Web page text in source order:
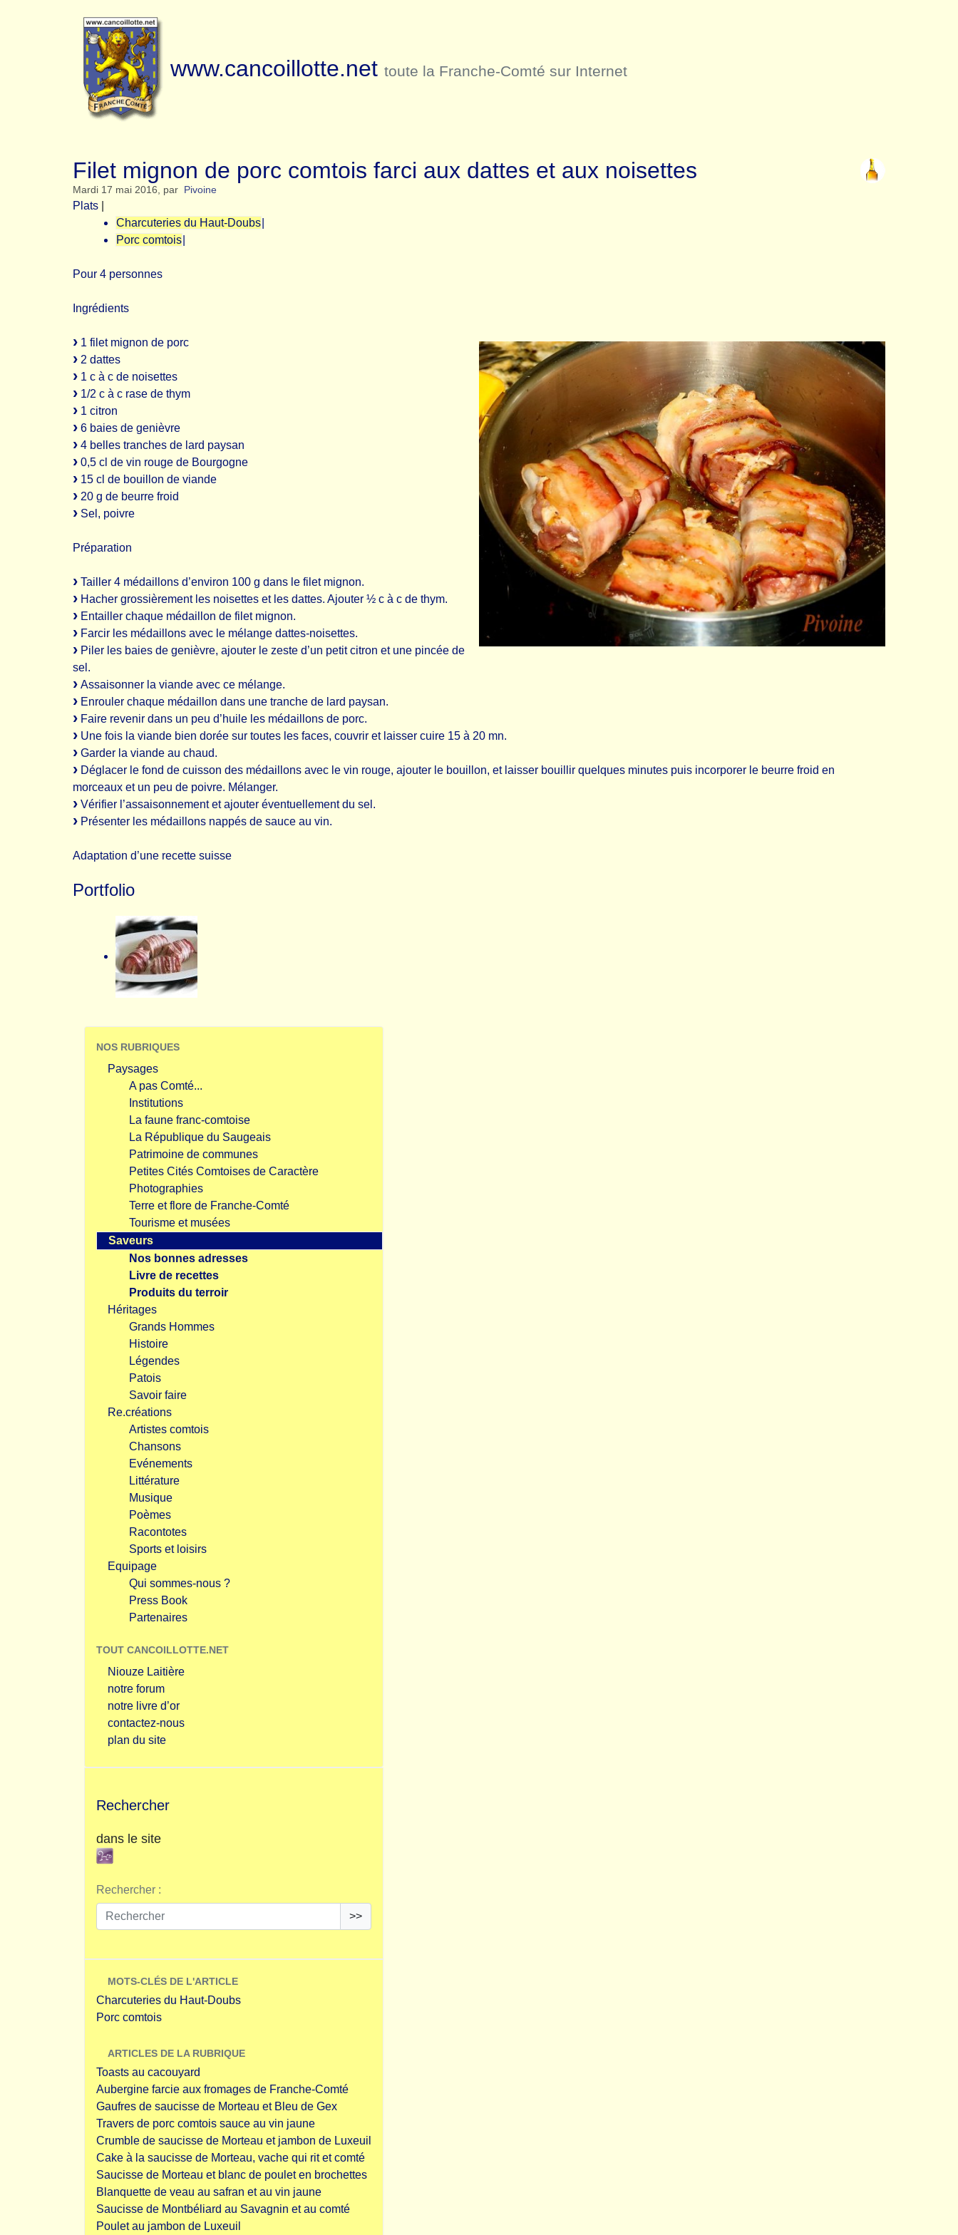
www.cancoillotte.net toute la Franche-Comté sur Internet
Filet mignon de porc comtois farci aux dattes et aux noisettes
Mardi 17 mai 2016, par Pivoine
Plats
Charcuteries du Haut-Doubs
Porc comtois
Pour 4 personnes
Ingrédients
1 filet mignon de porc
2 dattes
1 c à c de noisettes
1/2 c à c rase de thym
1 citron
6 baies de genièvre
4 belles tranches de lard paysan
0,5 cl de vin rouge de Bourgogne
15 cl de bouillon de viande
20 g de beurre froid
Sel, poivre
Préparation
Tailler 4 médaillons d’environ 100 g dans le filet mignon.
Hacher grossièrement les noisettes et les dattes. Ajouter ½ c à c de thym.
Entailler chaque médaillon de filet mignon.
Farcir les médaillons avec le mélange dattes-noisettes.
Piler les baies de genièvre, ajouter le zeste d’un petit citron et une pincée de
sel.
Assaisonner la viande avec ce mélange.
Enrouler chaque médaillon dans une tranche de lard paysan.
Faire revenir dans un peu d’huile les médaillons de porc.
Une fois la viande bien dorée sur toutes les faces, couvrir et laisser cuire 15 à 20 mn.
Garder la viande au chaud.
Déglacer le fond de cuisson des médaillons avec le vin rouge, ajouter le bouillon, et laisser bouillir quelques minutes puis incorporer le beurre froid en
morceaux et un peu de poivre. Mélanger.
Vérifier l’assaisonnement et ajouter éventuellement du sel.
Présenter les médaillons nappés de sauce au vin.
Adaptation d’une recette suisse
Portfolio
NOS RUBRIQUES
Paysages
A pas Comté...
Institutions
La faune franc-comtoise
La République du Saugeais
Patrimoine de communes
Petites Cités Comtoises de Caractère
Photographies
Terre et flore de Franche-Comté
Tourisme et musées
Saveurs
Nos bonnes adresses
Livre de recettes
Produits du terroir
Héritages
Grands Hommes
Histoire
Légendes
Patois
Savoir faire
Re.créations
Artistes comtois
Chansons
Evénements
Littérature
Musique
Poèmes
Racontotes
Sports et loisirs
Equipage
Qui sommes-nous ?
Press Book
Partenaires
TOUT CANCOILLOTTE.NET
Niouze Laitière
notre forum
notre livre d’or
contactez-nous
plan du site
Rechercher
dans le site
Rechercher :
>>
MOTS-CLÉS DE L'ARTICLE
Charcuteries du Haut-Doubs
Porc comtois
ARTICLES DE LA RUBRIQUE
Toasts au cacouyard
Aubergine farcie aux fromages de Franche-Comté
Gaufres de saucisse de Morteau et Bleu de Gex
Travers de porc comtois sauce au vin jaune
Crumble de saucisse de Morteau et jambon de Luxeuil
Cake à la saucisse de Morteau, vache qui rit et comté
Saucisse de Morteau et blanc de poulet en brochettes
Blanquette de veau au safran et au vin jaune
Saucisse de Montbéliard au Savagnin et au comté
Poulet au jambon de Luxeuil